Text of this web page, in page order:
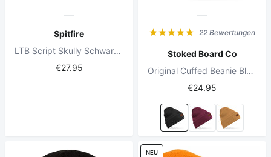
Spitfire
LTB Script Skully Schwarz Beanie
€27.95
22 Bewertungen
Stoked Board Co
Original Cuffed Beanie Black
€24.95
NEU